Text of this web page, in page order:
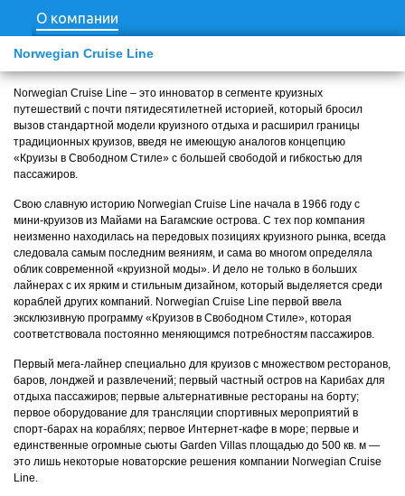
О компании
Norwegian Cruise Line
Norwegian Cruise Line – это инноватор в сегменте круизных
путешествий с почти пятидесятилетней историей, который бросил
вызов стандартной модели круизного отдыха и расширил границы
традиционных круизов, введя не имеющую аналогов концепцию
«Круизы в Свободном Стиле» с большей свободой и гибкостью для
пассажиров.
Свою славную историю Norwegian Cruise Line начала в 1966 году с
мини-круизов из Майами на Багамские острова. С тех пор компания
неизменно находилась на передовых позициях круизного рынка, всегда
следовала самым последним веяниям, и сама во многом определяла
облик современной «круизной моды». И дело не только в больших
лайнерах с их ярким и стильным дизайном, который выделяется среди
кораблей других компаний. Norwegian Cruise Line первой ввела
эксклюзивную программу «Круизов в Свободном Стиле», которая
соответствовала постоянно меняющимся потребностям пассажиров.
Первый мега-лайнер специально для круизов с множеством ресторанов,
баров, лонджей и развлечений; первый частный остров на Карибах для
отдыха пассажиров; первые альтернативные рестораны на борту;
первое оборудование для трансляции спортивных мероприятий в
спорт-барах на кораблях; первое Интернет-кафе в море; первые и
единственные огромные сьюты Garden Villas площадью до 500 кв. м —
это лишь некоторые новаторские решения компании Norwegian Cruise
Line.